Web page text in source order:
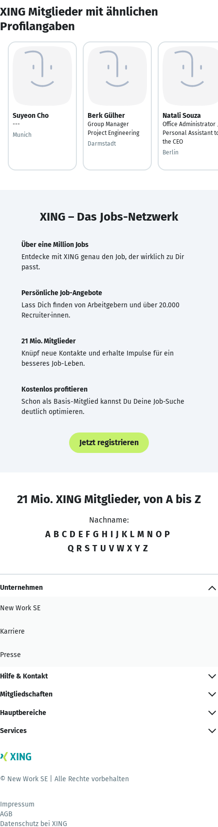
XING Mitglieder mit ähnlichen
Profilangaben
Suyeon Cho
---
Munich
Berk Gülher
Group Manager
Project Engineering
Darmstadt
Natali Souza
Office Administrator
Personal Assistant
the CEO
Berlin
XING – Das Jobs-Netzwerk
Über eine Million Jobs
Entdecke mit XING genau den Job, der wirklich zu Dir
passt.
Persönliche Job-Angebote
Lass Dich finden von Arbeitgebern und über 20.000
Recruiter·innen.
21 Mio. Mitglieder
Knüpf neue Kontakte und erhalte Impulse für ein
besseres Job-Leben.
Kostenlos profitieren
Schon als Basis-Mitglied kannst Du Deine Job-Suche
deutlich optimieren.
Jetzt registrieren
21 Mio. XING Mitglieder, von A bis Z
Nachname:
A B C D E F G H I J K L M N O P
Q R S T U V W X Y Z
Unternehmen
New Work SE
Karriere
Presse
Hilfe & Kontakt
Mitgliedschaften
Hauptbereiche
Services
© New Work SE | Alle Rechte vorbehalten
Impressum
AGB
Datenschutz bei XING